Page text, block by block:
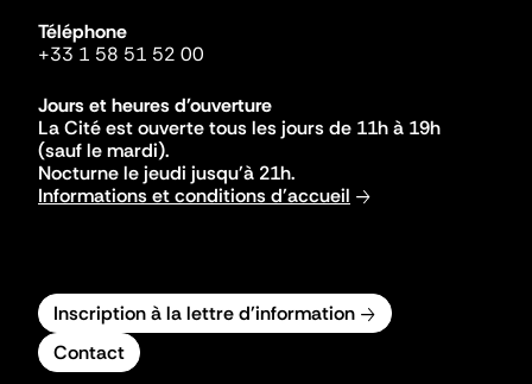
Téléphone
+33 1 58 51 52 00
Jours et heures d'ouverture
La Cité est ouverte tous les jours de 11h à 19h
(sauf le mardi).
Nocturne le jeudi jusqu'à 21h.
Informations et conditions d'accueil
Inscription à la lettre d'information
Contact